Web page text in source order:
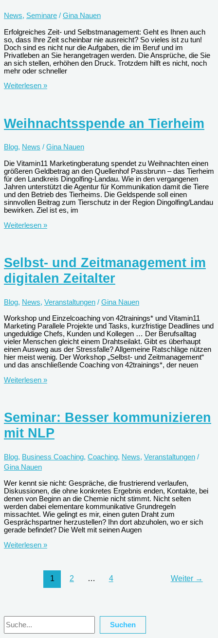
News, Seminare / Gina Nauen
Erfolgreiches Zeit- und Selbstmanagement: Geht es Ihnen auch
so, dass Ihre Zeit scheinbar nie ausreicht? So vieles ist zu tun!
Doch sind es nicht nur die Aufgaben, die im Beruf und im
Privatleben an Sie herangetragen werden. Die Ansprüche, die Sie
an sich stellen, erhöhen den Druck. Trotzdem hilft es nicht, noch
mehr oder schneller
Seminar:
Weiterlesen »
Weihnachtsspende an Tierheim
Blog, News / Gina Nauen
Die Vitamin11 Marketingberatung spendet zu Weihnachten einen
größeren Geldbetrag an den Quellenhof Passbrunn – das Tierheim
für den Landkreis Dingolfing-Landau. Wie in den vergangenen
Jahren unterstützt die Agentur für Kommunikation damit die Tiere
und den Betrieb des Tierheims. Die Geldspende soll einen
sinnvollen Beitrag zum Tierschutz in der Region Dingolfing/Landau
bewirken. Ziel ist es, im
Weihnachtsspende
Weiterlesen »
Selbst- und Zeitmanagement im
digitalen Zeitalter
Blog, News, Veranstaltungen / Gina Nauen
Workshop und Einzelcoaching von 42trainings* und Vitamin11
Marketing Parallele Projekte und Tasks, kurzfristige Deadlines und
ungeduldige Chefs, Kunden und Kollegen … Der Berufsalltag
vieler Menschen gleicht einem Drahtseilakt. Gibt es überhaupt
einen Ausweg aus der Stressfalle? Allgemeine Ratschläge nützen
hier meist wenig. Der Workshop „Selbst- und Zeitmanagement“
und das anschließende Coaching von 42trainings*, der neuen
Selbst-
Zeitalter
Weiterlesen »
Seminar: Besser kommunizieren
mit NLP
Blog, Business Coaching, Coaching, News, Veranstaltungen /
Gina Nauen
Wer kennt sie nicht: Gespräche, die frustrierend verlaufen,
Diskussionen, die ohne konkretes Ergebnis enden, Kontakte, bei
denen von Beginn an die Chemie nicht stimmt. Nicht selten
werden dabei elementare kommunikative Grundregeln
missachtet. Wie gelingt es mir, einen guten Draht zum
Gesprächspartner herzustellen? Ihn dort abzuholen, wo er sich
gerade befindet? Die Welt mit seinen Augen
Seminar:
Weiterlesen »
1 2 … 4 Weiter →
Suchen Suchen